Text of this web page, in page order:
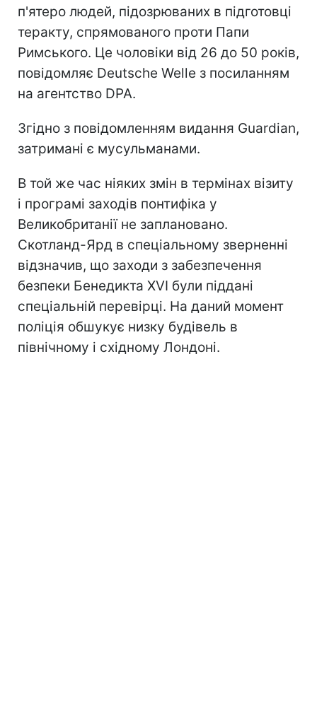
п'ятеро людей, підозрюваних в підготовці
теракту, спрямованого проти Папи
Римського. Це чоловіки від 26 до 50 років,
повідомляє Deutsche Welle з посиланням
на агентство DPA.
Згідно з повідомленням видання Guardian,
затримані є мусульманами.
В той же час ніяких змін в термінах візиту
і програмі заходів понтифіка у
Великобританії не заплановано.
Скотланд-Ярд в спеціальному зверненні
відзначив, що заходи з забезпечення
безпеки Бенедикта XVI були піддані
спеціальній перевірці. На даний момент
поліція обшукує низку будівель в
північному і східному Лондоні.